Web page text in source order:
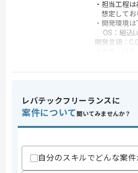
・担当工程
想定してお
・開発環境
OS：組込
開発言語：
この案件のポ
業務内容
レバテックフリーランスに
案件について 聞いてみませんか？
自分のスキルでどんな案件